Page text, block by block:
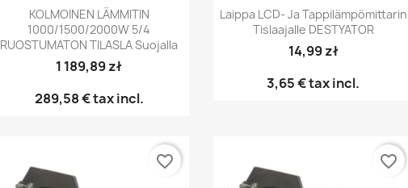
Pikakatselu
KOLMOINEN LÄMMITIN
1000/1500/2000W 5/4
RUOSTUMATON TILASLA Suojalla
1 189,89 zł
289,58 €tax incl.
 Pikakatselu
Laippa LCD- Ja Tappilämpömittarin
Tislaajalle DESTYATOR
14,99 zł
3,65 €tax incl.
favorite_border favorite_border